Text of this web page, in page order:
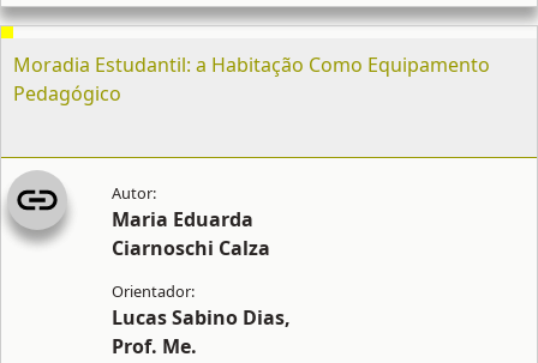
Moradia Estudantil: a Habitação Como Equipamento
Pedagógico
Maria Eduarda
Ciarnoschi Calza
Lucas Sabino Dias,
Prof. Me.